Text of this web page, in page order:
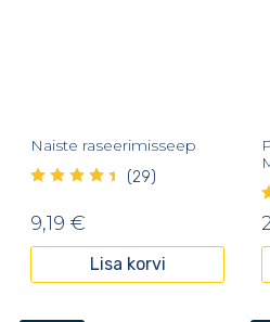
Naiste raseerimisseep
(29)
9,19 €
Lisa korvi